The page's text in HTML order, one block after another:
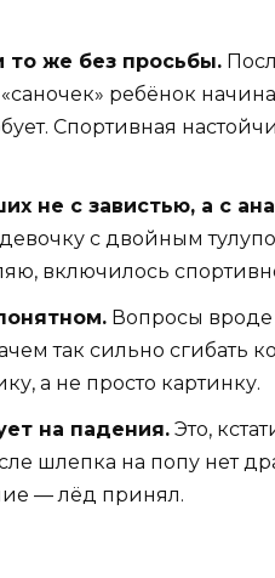
то же без просьбы.
ребёнок
Спортивная
не с завистью, а с
с двойным
включилось
Вопросы
так сильно сгибать
а не просто картинку.
на падения. Это,
шлепка на попу нет
— лёд принял.